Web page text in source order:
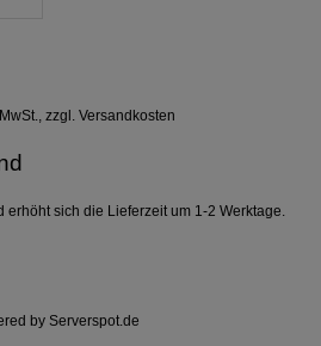
zzgl. Versandkosten
sich die Lieferzeit um 1-2 Werktage.
by Serverspot.de